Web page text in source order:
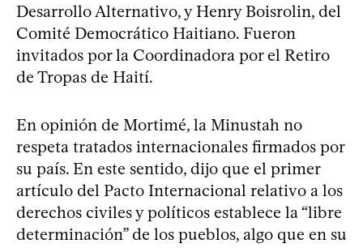
Desarrollo Alternativo, y Henry Boisrolin, del
Comité Democrático Haitiano. Fueron
invitados por la Coordinadora por el Retiro
de Tropas de Haití.
En opinión de Mortimé, la Minustah no
respeta tratados internacionales firmados por
su país. En este sentido, dijo que el primer
artículo del Pacto Internacional relativo a los
derechos civiles y políticos establece la “libre
determinación” de los pueblos, algo que en su